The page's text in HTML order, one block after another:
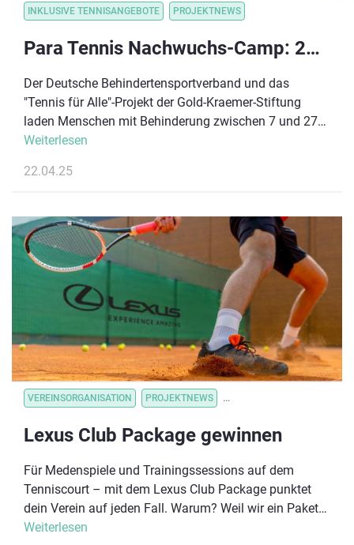
INKLUSIVE TENNISANGEBOTE PROJEKTNEWS
Para Tennis Nachwuchs-Camp: 23.-24.08.2025 in Köln
Der Deutsche Behindertensportverband und das
"Tennis für Alle"-Projekt der Gold-Kraemer-Stiftung
laden Menschen mit Behinderung zwischen 7 und 27
Jahren zu einem Trainingswochenende ein. Das
existierenden Para Tennis-Disziplinen werden
sodass sich Interessierte mit ganz unterschiedlichen
Behinderungen anmelden können.
Weiterlesen
22.04.25
VEREINSORGANISATION PROJEKTNEWS VEREINSORGANISATION
Lexus Club Package gewinnen
Für Medenspiele und Trainingssessions auf dem
Tenniscourt – mit dem Lexus Club Package punktet
dein Verein auf jeden Fall. Warum? Weil wir ein Paket
zusammengestellt haben, das vieles enthält, was in
Weiterlesen